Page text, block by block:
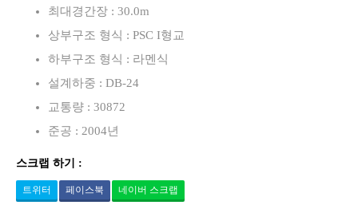
최대경간장 : 30.0m
상부구조 형식 : PSC I형교
하부구조 형식 : 라멘식
설계하중 : DB-24
교통량 : 30872
준공 : 2004년
스크랩 하기 :
트위터 페이스북 네이버 스크랩